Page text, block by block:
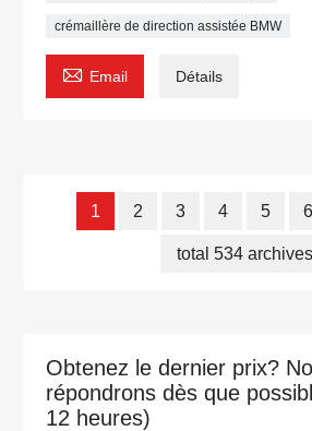
crémaillère de direction assistée BMW
 Email Détails
1 2 3 4 5 6
total 534 archives
Obtenez le dernier prix?
répondrons dès que
12 heures)